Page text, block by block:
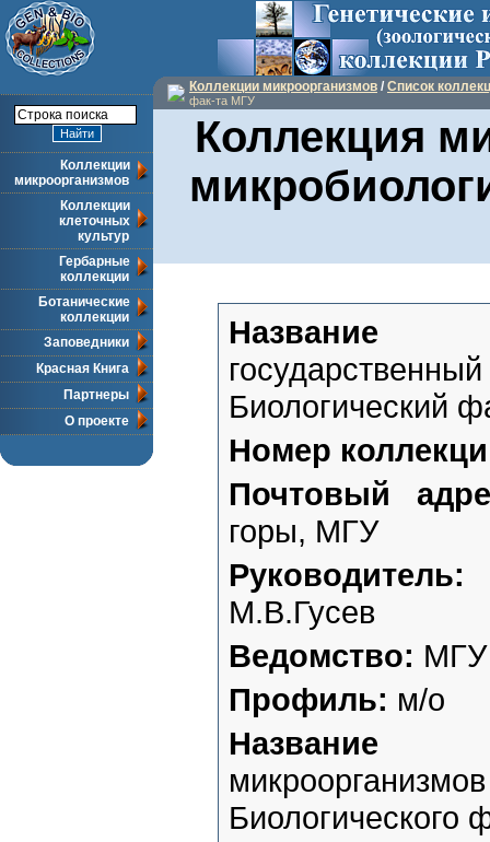
Коллекции
микроорганизмов
Коллекции
клеточных
культур
Гербарные
коллекции
Ботанические
коллекции
Заповедники
Красная Книга
Партнеры
О проекте
Коллекции микроорганизмов / Список
фак-та МГУ
Коллекция
Название
Биологический
Номер
Почтовый
горы, МГУ
Руководитель:
М.В.Гусев
Ведомство: МГУ
Профиль: м/о
Название
Биологического